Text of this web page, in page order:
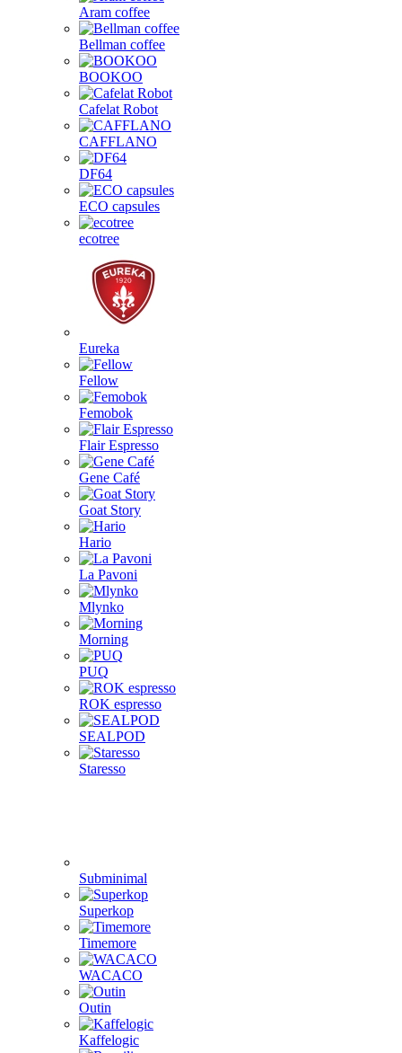
Aram coffee
Bellman coffee
BOOKOO
Cafelat Robot
CAFFLANO
DF64
ECO capsules
ecotree
Eureka
Fellow
Femobok
Flair Espresso
Gene Café
Goat Story
Hario
La Pavoni
Mlynko
Morning
PUQ
ROK espresso
SEALPOD
Staresso
Subminimal
Superkop
Timemore
WACACO
Outin
Kaffelogic